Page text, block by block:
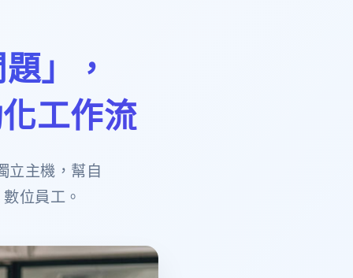
」，
工作流
立主機，幫自
位員工。